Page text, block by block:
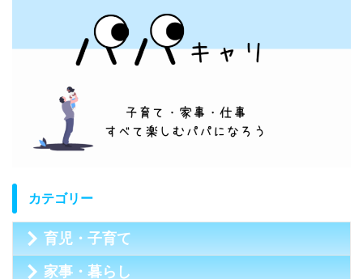
カテゴリー
育児・子育て
家事・暮らし